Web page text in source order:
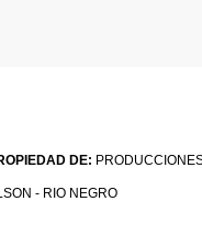
DE:
- RIO NEGRO